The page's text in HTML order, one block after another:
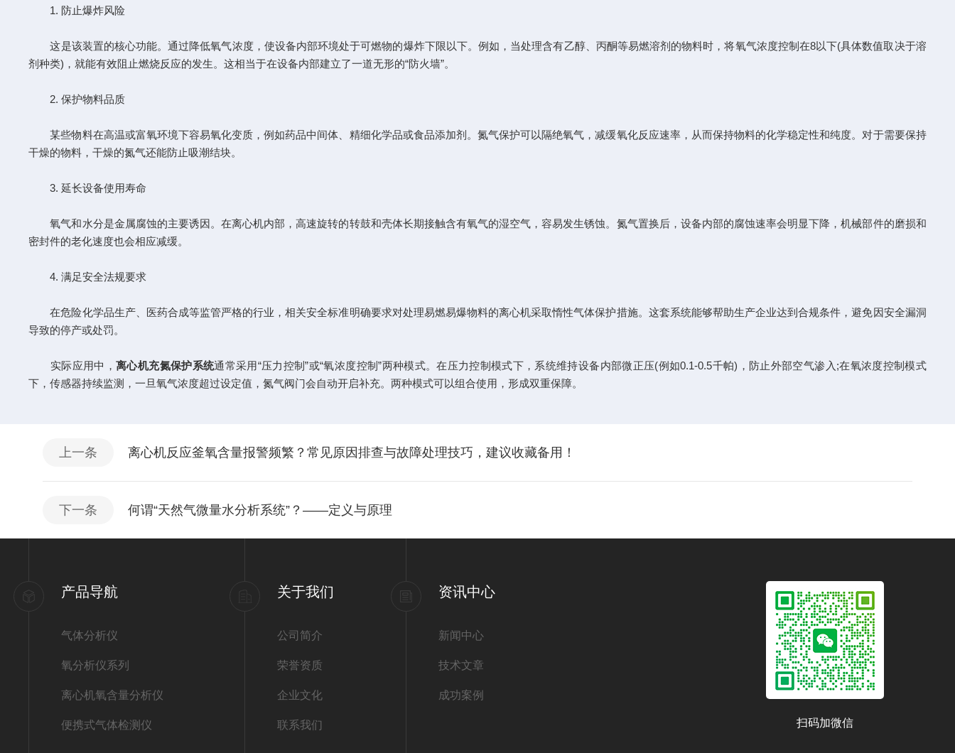
1. 防止爆炸风险
这是该装置的核心功能。通过降低氧气浓度，使设备内部环境处于可燃物的爆炸下限以下。例如，当处理含有乙醇、丙酮等易燃溶剂的物料时，将氧气浓度控制在8以下(具体数值取决于溶
剂种类)，就能有效阻止燃烧反应的发生。这相当于在设备内部建立了一道无形的“防火墙”。
2. 保护物料品质
某些物料在高温或富氧环境下容易氧化变质，例如药品中间体、精细化学品或食品添加剂。氮气保护可以隔绝氧气，减缓氧化反应速率，从而保持物料的化学稳定性和纯度。对于需要保持
干燥的物料，干燥的氮气还能防止吸潮结块。
3. 延长设备使用寿命
氧气和水分是金属腐蚀的主要诱因。在离心机内部，高速旋转的转鼓和壳体长期接触含有氧气的湿空气，容易发生锈蚀。氮气置换后，设备内部的腐蚀速率会明显下降，机械部件的磨损和
密封件的老化速度也会相应减缓。
4. 满足安全法规要求
在危险化学品生产、医药合成等监管严格的行业，相关安全标准明确要求对处理易燃易爆物料的离心机采取惰性气体保护措施。这套系统能够帮助生产企业达到合规条件，避免因安全漏洞
导致的停产或处罚。
实际应用中，离心机充氮保护系统通常采用“压力控制”或“氧浓度控制”两种模式。在压力控制模式下，系统维持设备内部微正压(例如0.1-0.5千帕)，防止外部空气渗入;在氧浓度控制模式
下，传感器持续监测，一旦氧气浓度超过设定值，氮气阀门会自动开启补充。两种模式可以组合使用，形成双重保障。
上一条 离心机反应釜氧含量报警频繁？常见原因排查与故障处理技巧，建议收藏备用！
下一条 何谓“天然气微量水分析系统”？——定义与原理
产品导航
气体分析仪
氧分析仪系列
离心机氧含量分析仪
便携式气体检测仪
关于我们
公司简介
荣誉资质
企业文化
联系我们
资讯中心
新闻中心
技术文章
成功案例
扫码加微信